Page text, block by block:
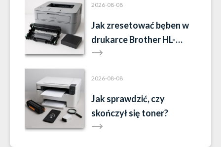
2026-08-08
Jak zresetować bęben w
drukarce Brother HL-
L2352DW?
2026-08-08
Jak sprawdzić, czy
skończył się toner?